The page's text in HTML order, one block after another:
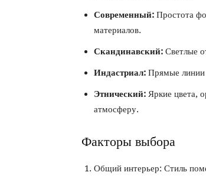
Современный: Простота
материалов.
Скандинавский: Светлые
Индастриал: Прямые линии
Этнический: Яркие цвета,
атмосферу.
Факторы выбора
Общий интерьер: Стиль